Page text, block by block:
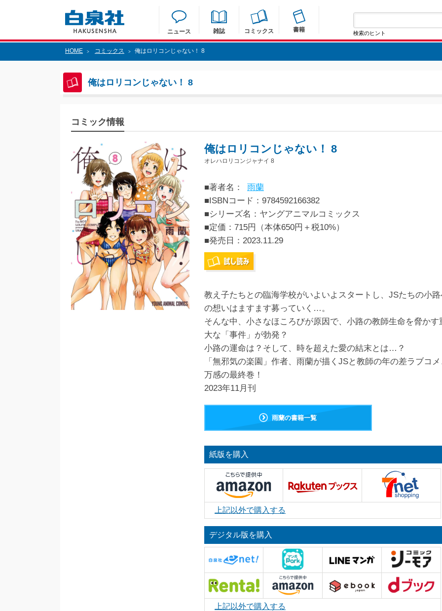
ニュース 雑誌 コミックス 書籍 検索のヒント
HOME > コミックス > 俺はロリコンじゃない！ 8
俺はロリコンじゃない！ 8
コミック情報
俺はロリコンじゃない！ 8
オレハロリコンジャナイ 8
■著者名：
雨蘭
■ISBNコード：9784592166382
■シリーズ名：ヤングアニマルコミックス
■定価：715円（本体650円＋税10%）
■発売日： 2023.11.29
教え子たちとの臨海学校がいよいよスタートし、JSたちの小
の想いはますます募っていく…。
そんな中、小さなほころびが原因で、小路の教師生命を脅かす
大な「事件」が勃発？
小路の運命は？そして、時を超えた愛の結末とは…？
「無邪気の楽園」作者、雨蘭が描くJSと教師の年の差ラブコ
万感の最終巻！
2023年11月刊
雨蘭の書籍一覧
紙版を購入
上記以外で購入する
デジタル版を購入
上記以外で購入する